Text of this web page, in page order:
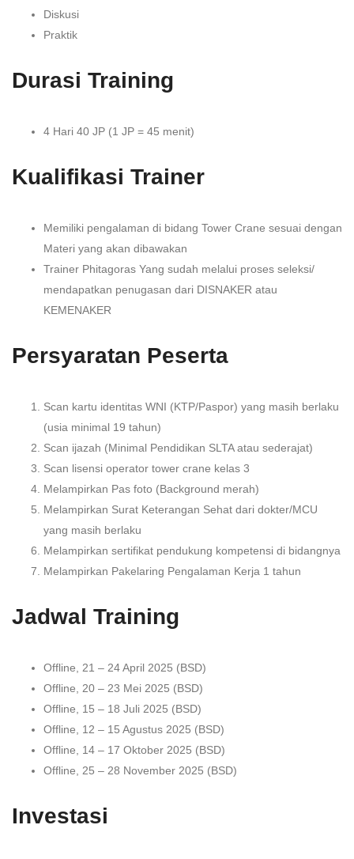
Diskusi
Praktik
Durasi Training
4 Hari 40 JP (1 JP = 45 menit)
Kualifikasi Trainer
Memiliki pengalaman di bidang Tower Crane sesuai dengan
Materi yang akan dibawakan
Trainer Phitagoras Yang sudah melalui proses seleksi/
mendapatkan penugasan dari DISNAKER atau
KEMENAKER
Persyaratan Peserta
Scan kartu identitas WNI (KTP/Paspor) yang masih berlaku
(usia minimal 19 tahun)
Scan ijazah (Minimal Pendidikan SLTA atau sederajat)
Scan lisensi operator tower crane kelas 3
Melampirkan Pas foto (Background merah)
Melampirkan Surat Keterangan Sehat dari dokter/MCU
yang masih berlaku
Melampirkan sertifikat pendukung kompetensi di bidangnya
Melampirkan Pakelaring Pengalaman Kerja 1 tahun
Jadwal Training
Offline, 21 – 24 April 2025 (BSD)
Offline, 20 – 23 Mei 2025 (BSD)
Offline, 15 – 18 Juli 2025 (BSD)
Offline, 12 – 15 Agustus 2025 (BSD)
Offline, 14 – 17 Oktober 2025 (BSD)
Offline, 25 – 28 November 2025 (BSD)
Investasi